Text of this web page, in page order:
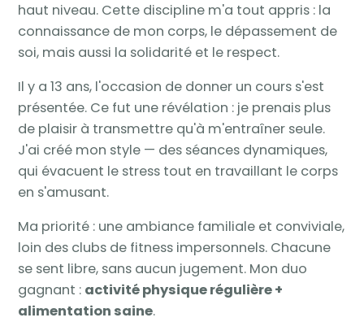
haut niveau. Cette discipline m'a tout appris : la
connaissance de mon corps, le dépassement de
soi, mais aussi la solidarité et le respect.
Il y a 13 ans, l'occasion de donner un cours s'est
présentée. Ce fut une révélation : je prenais plus
de plaisir à transmettre qu'à m'entraîner seule.
J'ai créé mon style — des séances dynamiques,
qui évacuent le stress tout en travaillant le corps
en s'amusant.
Ma priorité : une ambiance familiale et conviviale,
loin des clubs de fitness impersonnels. Chacune
se sent libre, sans aucun jugement. Mon duo
gagnant : activité physique régulière +
alimentation saine.